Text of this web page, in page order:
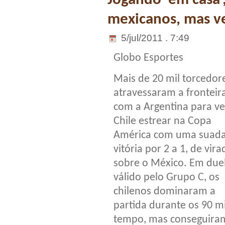
mexicanos, mas
5/jul/2011 . 7:49
Globo Esportes
Mais de 20 mil
atravessaram a
com a Argentina para
Chile estrear na Copa
América com uma
vitória por 2 a 1, de
sobre o México. Em
válido pelo Grupo C, os
chilenos dominaram a
partida durante os 90
tempo, mas